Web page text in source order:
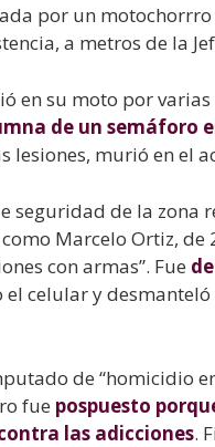
por un
a metros de la
en su moto por
de un semáforo
lesiones, murió en el
seguridad de la
Marcelo Ortiz, de
con armas”. Fue
celular y
de “homicidio
fue pospuesto
las adicciones.